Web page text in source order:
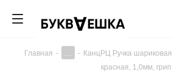
Главная - - КанцРЦ Ручка
красная, 1,0мм, грип